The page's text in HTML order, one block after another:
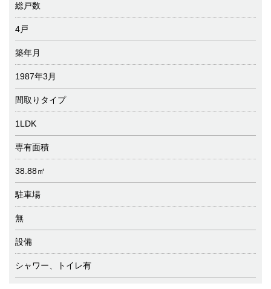
総戸数
4戸
築年月
1987年3月
間取りタイプ
1LDK
専有面積
38.88㎡
駐車場
無
設備
シャワー、トイレ有